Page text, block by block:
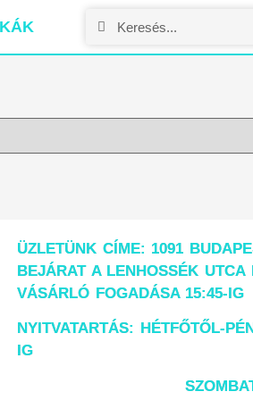
ÜZLETÜNK CÍME: 1091
BEJÁRAT A LENHOSSÉK UTCA
VÁSÁRLÓ FOGADÁSA 15:45-IG
NYITVATARTÁS: HÉTFŐTŐL-
IG
SZOMBAT 10-